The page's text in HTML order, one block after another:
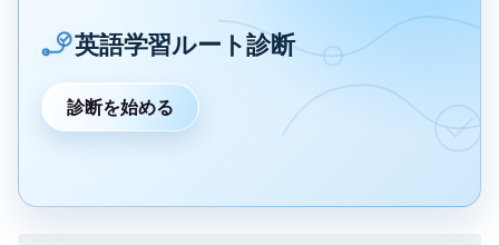
英語学習ルート診断
診断を始める